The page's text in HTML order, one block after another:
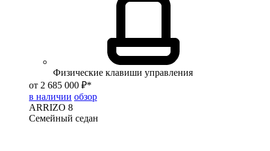
Физические клавиши управления
от 2 685 000 ₽*
в наличии обзор
ARRIZO 8
Семейный седан